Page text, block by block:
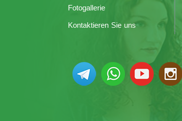
Fotogallerie
Kontaktieren Sie uns